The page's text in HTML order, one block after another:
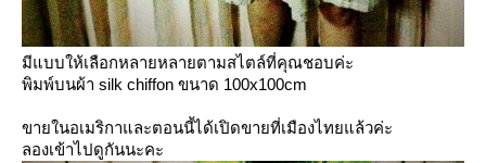
มีแบบให้เลือกหลายหลายตามสไตล์ที่คุณชอบค่ะ
พิมพ์บนผ้า silk chiffon ขนาด 100x100cm
ขายในอเมริกาและตอนนี้ได้เปิดขายที่เมืองไทยแล้วค่ะ
ลองเข้าไปดูกันนะคะ